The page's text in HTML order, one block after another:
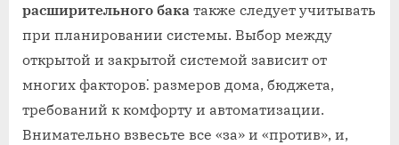
расширительного бака также следует учитывать
при планировании системы. Выбор между
открытой и закрытой системой зависит от
многих факторов⁚ размеров дома, бюджета,
требований к комфорту и автоматизации.
Внимательно взвесьте все «за» и «против», и,